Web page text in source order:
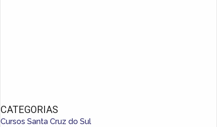
CATEGORIAS
Cursos Santa Cruz do Sul